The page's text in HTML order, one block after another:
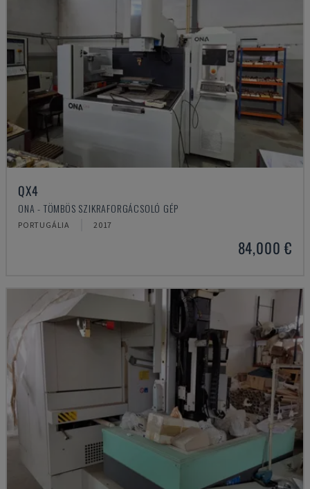
QX4
ONA - TÖMBÖS SZIKRAFORGÁCSOLÓ GÉP
PORTUGÁLIA 2017
84,000 €